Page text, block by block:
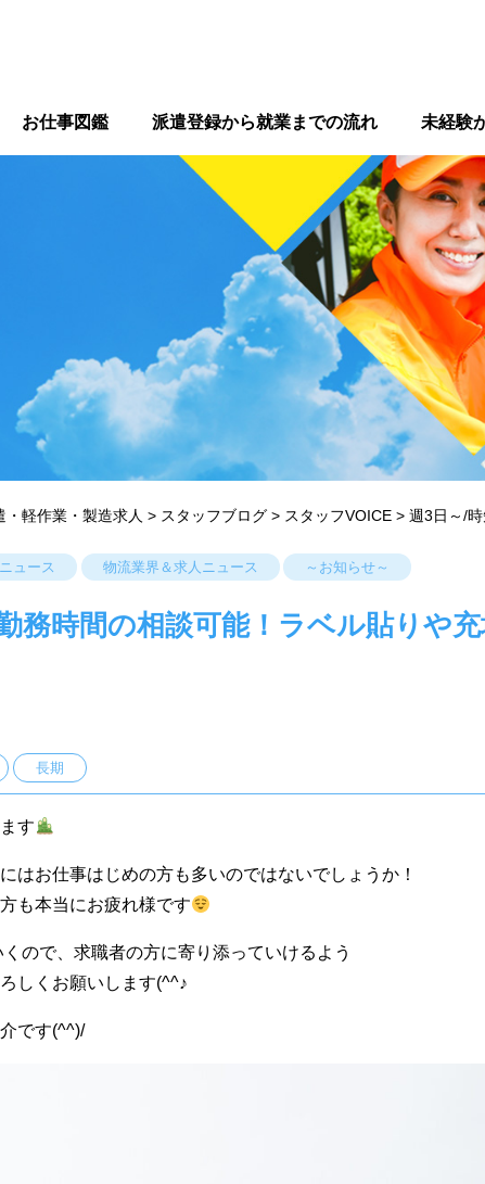
お仕事図鑑 派遣登録から就業までの流れ 未経験
軽作業・製造求人 > スタッフブログ > スタッフVOICE > 週3日～/
ュース 物流業界＆求人ニュース ～お知らせ～
務時間の相談可能！ラベル貼りや
長期
す
はお仕事はじめの方も多いのではないでしょうか！
も本当にお疲れ様です
ので、求職者の方に寄り添っていけるよう
しくお願いします(^^♪
です(^^)/